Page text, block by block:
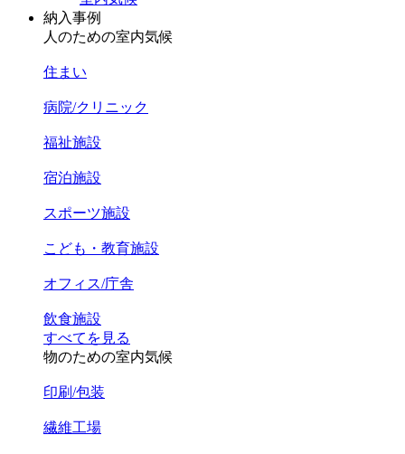
納入事例
人のための室内気候
住まい
病院/クリニック
福祉施設
宿泊施設
スポーツ施設
こども・教育施設
オフィス/庁舎
飲食施設
すべてを見る
物のための室内気候
印刷/包装
繊維工場